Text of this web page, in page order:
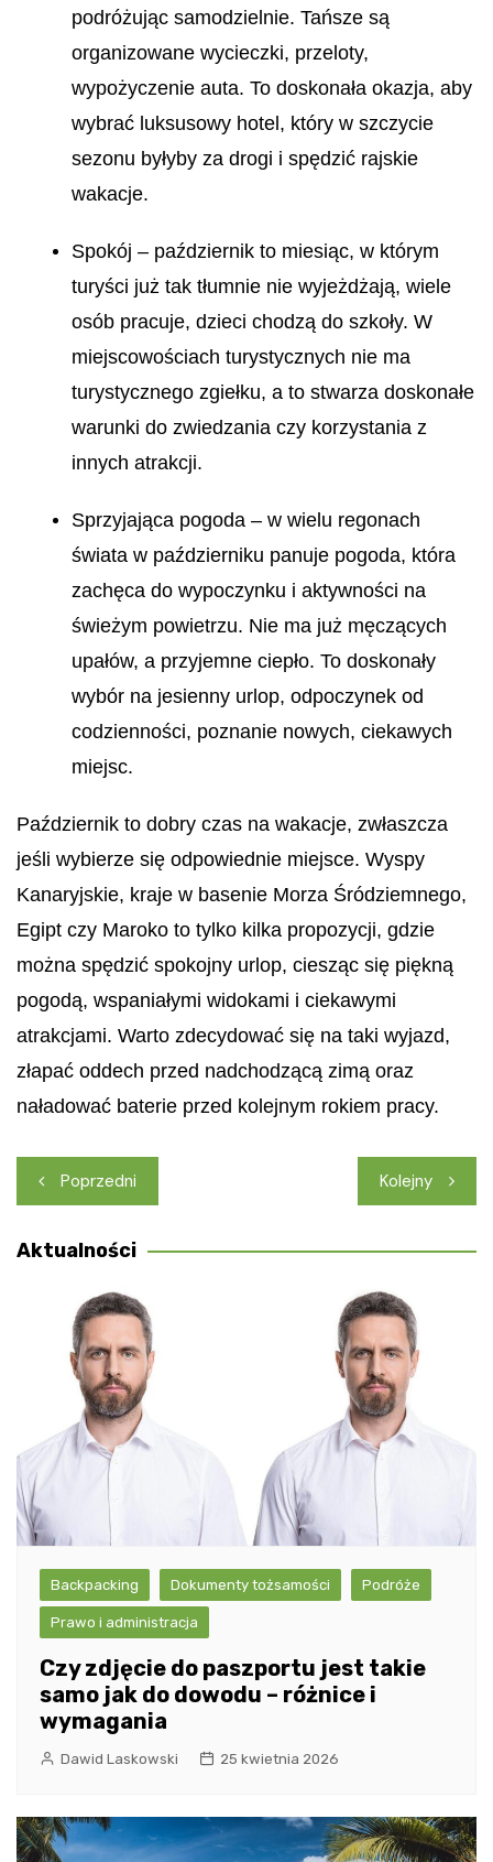
podróżując samodzielnie. Tańsze są
organizowane wycieczki, przeloty,
wypożyczenie auta. To doskonała okazja, aby
wybrać luksusowy hotel, który w szczycie
sezonu byłyby za drogi i spędzić rajskie
wakacje.
Spokój – październik to miesiąc, w którym
turyści już tak tłumnie nie wyjeżdżają, wiele
osób pracuje, dzieci chodzą do szkoły. W
miejscowościach turystycznych nie ma
turystycznego zgiełku, a to stwarza doskonałe
warunki do zwiedzania czy korzystania z
innych atrakcji.
Sprzyjająca pogoda – w wielu regonach
świata w październiku panuje pogoda, która
zachęca do wypoczynku i aktywności na
świeżym powietrzu. Nie ma już męczących
upałów, a przyjemne ciepło. To doskonały
wybór na jesienny urlop, odpoczynek od
codzienności, poznanie nowych, ciekawych
miejsc.
Październik to dobry czas na wakacje, zwłaszcza
jeśli wybierze się odpowiednie miejsce. Wyspy
Kanaryjskie, kraje w basenie Morza Śródziemnego,
Egipt czy Maroko to tylko kilka propozycji, gdzie
można spędzić spokojny urlop, ciesząc się piękną
pogodą, wspaniałymi widokami i ciekawymi
atrakcjami. Warto zdecydować się na taki wyjazd,
złapać oddech przed nadchodzącą zimą oraz
naładować baterie przed kolejnym rokiem pracy.
Nawigacja
wpisu
Poprzedni Kolejny
Aktualności
Backpacking Dokumenty tożsamości Podróże
Prawo i administracja
Czy zdjęcie do paszportu jest takie
samo jak do dowodu – różnice i
wymagania
Dawid Laskowski 25 kwietnia 2026